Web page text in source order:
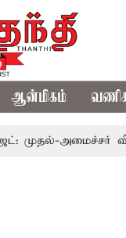
ஆன்மிகம்
விஜய்